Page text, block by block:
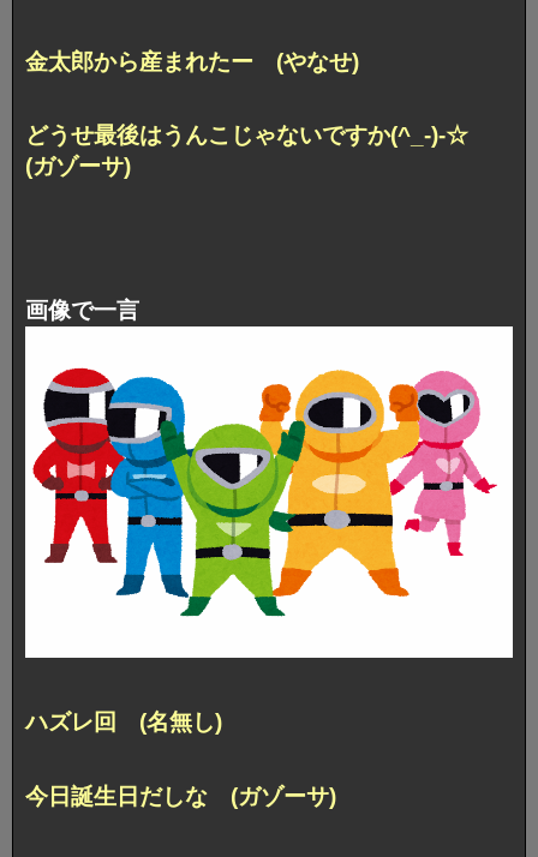
金太郎から産まれたー (やなせ)
どうせ最後はうんこじゃないですか(^_-)-☆
(ガゾーサ)
画像で一言
ハズレ回 (名無し)
今日誕生日だしな (ガゾーサ)